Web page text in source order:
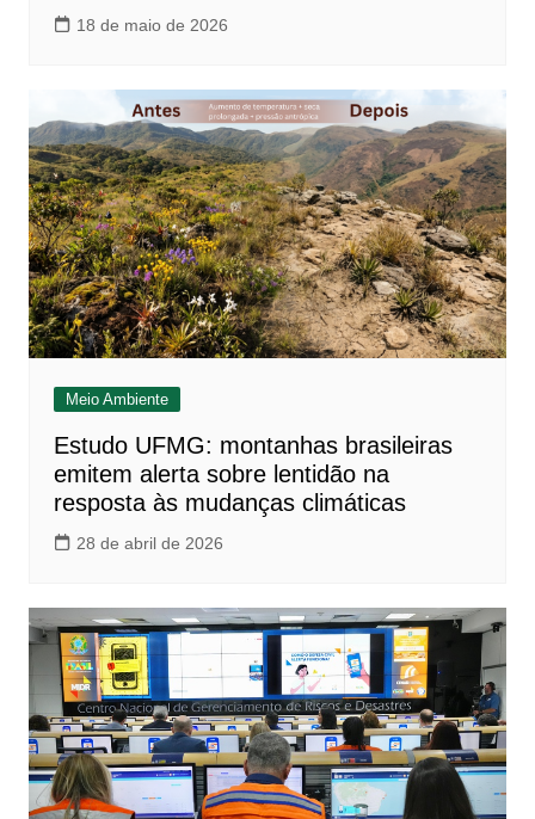
18 de maio de 2026
Meio Ambiente
Estudo UFMG: montanhas brasileiras
emitem alerta sobre lentidão na
resposta às mudanças climáticas
28 de abril de 2026